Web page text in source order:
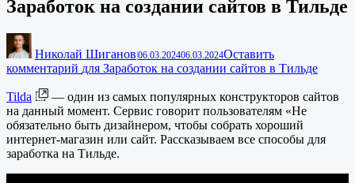
Заработок на создании сайтов в Тильде
Николай Шиганов 06.03.202406.03.2024Оставить
комментарий для Заработок на создании сайтов в Тильде
Tilda
— один из самых популярных конструкторов сайтов
на данный момент. Сервис говорит пользователям «Не
обязательно быть дизайнером, чтобы собрать хороший
интернет-магазин или сайт. Рассказываем все способы для
заработка на Тильде.